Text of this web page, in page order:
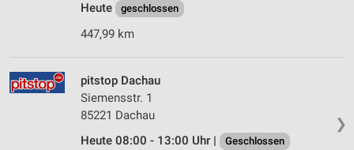
Heute
geschlossen
447,99 km
❯
pitstop Dachau
Siemensstr. 1
85221 Dachau
Heute 08:00 - 13:00 Uhr |
Geschlossen